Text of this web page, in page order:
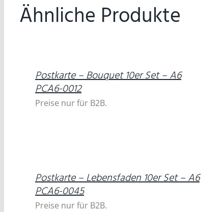
Ähnliche Produkte
Postkarte – Bouquet 10er Set – A6
PCA6-0012
Preise nur für B2B.
Postkarte – Lebensfaden 10er Set – A6
PCA6-0045
Preise nur für B2B.